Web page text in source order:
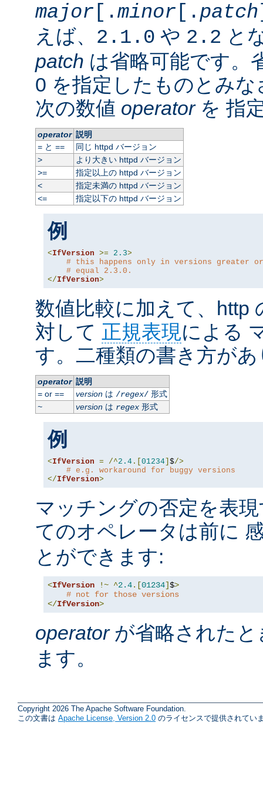
major [.minor [. patch
えば、 2.1.0 や 2.2 と
patch は省略可能です。
0 を指定したものとみ
次の数値 operatorを 指
operator 説明
=と ==
同じ httpd バージョン
>
より大きい httpd バージョン
>=
指定以上の httpd バージョン
<
指定未満の httpd バージョン
<=
指定以下の httpd バージョン
例
<IfVersion >= 2.3>
# this happens only in versions greater or
# equal 2.3.0.
</IfVersion>
数値比較に加えて、http
対して 正規表現による
す。二種類の書き方が
operator 説明
=or == versionは /regex/形式
~
versionは regex形式
例
<IfVersion = /^2.4 .[ 01234 $/>
# e.g. workaround for buggy versions
</IfVersion>
マッチングの否定を表
てのオペレータは前に
とができます:
<IfVersion !~ ^2.4.[01234]$>
# not for those versions
</IfVersion>
operatorが省略された
ます。
Copyright 2026 The Apache Software Foundation.
この文書は Apache License, Version 2.0 のライセンスで提供されてい